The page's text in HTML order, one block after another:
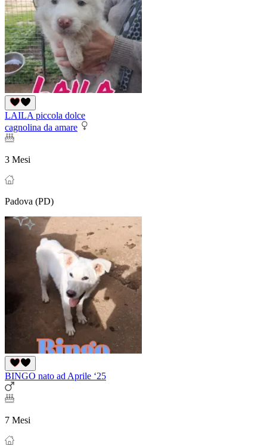
LAILA piccola dolce
cagnolina da amare
3 Mesi
Padova (PD)
BINGO nato ad Aprile ‘25
7 Mesi